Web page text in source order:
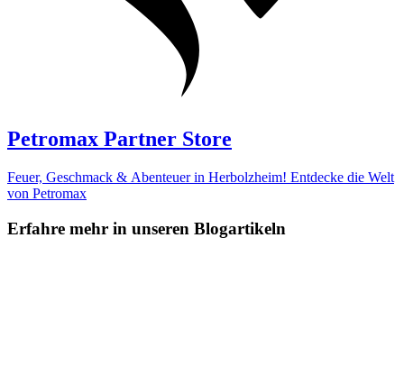
Petromax Partner Store
Feuer, Geschmack & Abenteuer in Herbolzheim! Entdecke die Welt
von Petromax
Erfahre mehr in unseren Blogartikeln